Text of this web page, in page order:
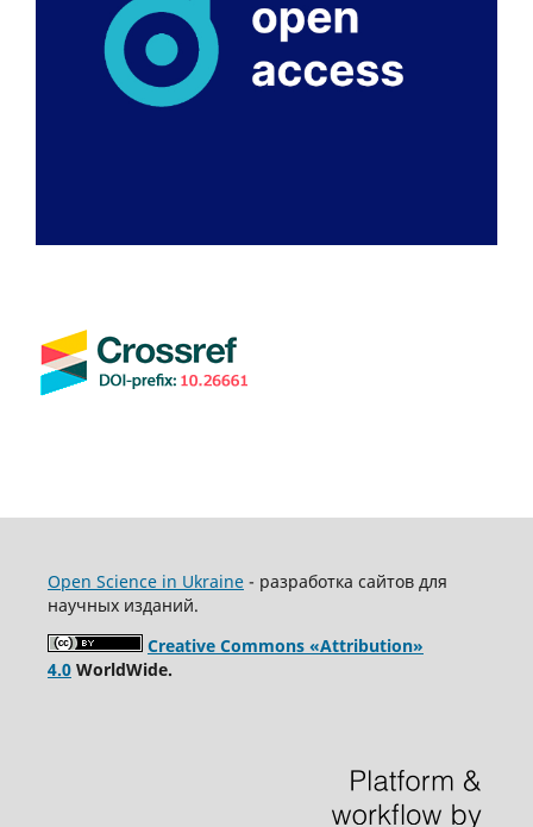
Open Science in Ukraine- разработка сайтов для
научных изданий.
Creative Commons «Attribution»
4.0WorldWide.